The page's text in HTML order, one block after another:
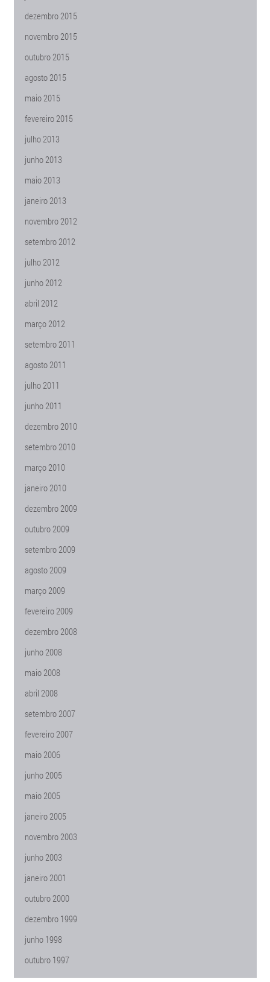
dezembro 2015
novembro 2015
outubro 2015
agosto 2015
maio 2015
fevereiro 2015
julho 2013
junho 2013
maio 2013
janeiro 2013
novembro 2012
setembro 2012
julho 2012
junho 2012
abril 2012
março 2012
setembro 2011
agosto 2011
julho 2011
junho 2011
dezembro 2010
setembro 2010
março 2010
janeiro 2010
dezembro 2009
outubro 2009
setembro 2009
agosto 2009
março 2009
fevereiro 2009
dezembro 2008
junho 2008
maio 2008
abril 2008
setembro 2007
fevereiro 2007
maio 2006
junho 2005
maio 2005
janeiro 2005
novembro 2003
junho 2003
janeiro 2001
outubro 2000
dezembro 1999
junho 1998
outubro 1997